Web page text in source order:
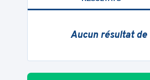
Aucun résultat